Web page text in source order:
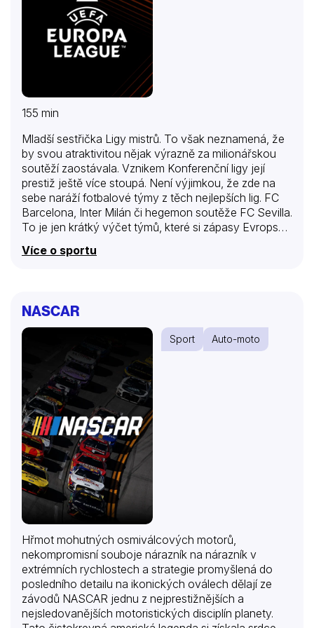
155 min
Mladší sestřička Ligy mistrů. To však neznamená, že
by svou atraktivitou nějak výrazně za milionářskou
soutěží zaostávala. Vznikem Konferenční ligy její
prestiž ještě více stoupá. Není výjimkou, že zde na
sebe naráží fotbalové týmy z těch nejlepších lig. FC
Barcelona, Inter Milán či hegemon soutěže FC Sevilla.
To je jen krátký výčet týmů, které si zápasy Evropské
světem skutečně získává ohromný kredit, a to
Více o sportu
NASCAR
Sport Auto-moto
Hřmot mohutných osmiválcových motorů,
nekompromisní souboje nárazník na nárazník v
extrémních rychlostech a strategie promyšlená do
posledního detailu na ikonických oválech dělají ze
závodů NASCAR jednu z nejprestižnějších a
nejsledovanějších motoristických disciplín planety.